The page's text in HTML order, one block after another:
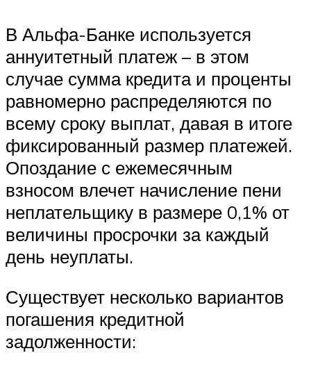
В Альфа-Банке используется
аннуитетный платеж – в этом
случае сумма кредита и проценты
равномерно распределяются по
всему сроку выплат, давая в итоге
фиксированный размер платежей.
Опоздание с ежемесячным
взносом влечет начисление пени
неплательщику в размере 0,1% от
величины просрочки за каждый
день неуплаты.
Существует несколько вариантов
погашения кредитной
задолженности: